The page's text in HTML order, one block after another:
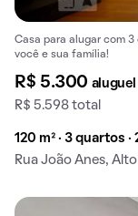
Casa para alugar com
você e sua família!
R$ 5.300 aluguel
R$ 5.598 total
120 m² · 3 quartos ·
Rua João Anes, Alto